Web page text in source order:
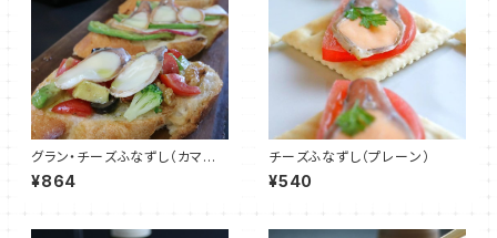
グラン・チーズふなずし（カマン
ベール）
¥864
チーズふなずし（プレーン）
¥540